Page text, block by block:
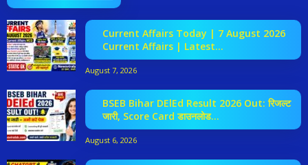
Current Affairs Today | 7 August 2026
Current Affairs | Latest...
August 7, 2026
BSEB Bihar DElEd Result 2026 Out: रिजल्ट
जारी, Score Card डाउनलोड...
August 6, 2026